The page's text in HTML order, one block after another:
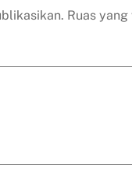
Ruas